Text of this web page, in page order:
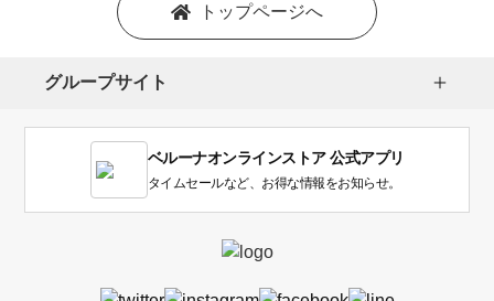
い
トップページへ
グループサイト
ベルーナオンラインストア 公式アプリ
タイムセールなど、お得な情報をお知らせ。